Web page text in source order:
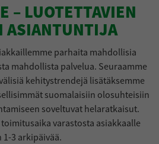
– LUOTETTAVIEN
ASIANTUNTIJA
parhaita mahdollisia
mahdollista palvelua. Seuraamme
kehitystrendejä lisätäksemme
suomalaisiin olosuhteisiin
soveltuvat helaratkaisut.
varastosta asiakkaalle
1-3 arkipäivää.